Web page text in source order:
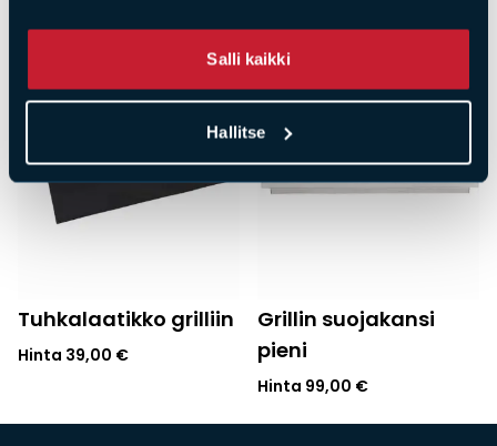
Salli kaikki
Hallitse
Tuhkalaatikko grilliin
Hinta 39,00 €
Grillin suojakansi
pieni
Hinta 99,00 €